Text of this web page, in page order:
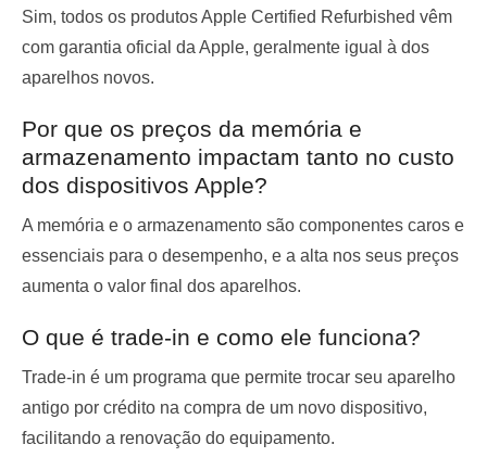
Sim, todos os produtos Apple Certified Refurbished vêm
com garantia oficial da Apple, geralmente igual à dos
aparelhos novos.
Por que os preços da memória e
armazenamento impactam tanto no custo
dos dispositivos Apple?
A memória e o armazenamento são componentes caros e
essenciais para o desempenho, e a alta nos seus preços
aumenta o valor final dos aparelhos.
O que é trade-in e como ele funciona?
Trade-in é um programa que permite trocar seu aparelho
antigo por crédito na compra de um novo dispositivo,
facilitando a renovação do equipamento.